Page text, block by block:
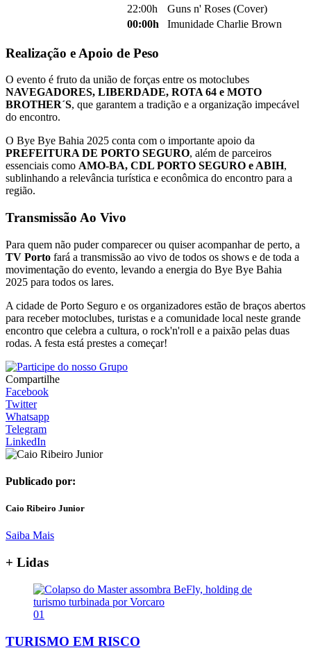
22:00h
Guns n' Roses (Cover)
00:00h
Imunidade Charlie Brown
Realização e Apoio de Peso
O evento é fruto da união de forças entre os motoclubes
NAVEGADORES, LIBERDADE, ROTA 64 e MOTO
BROTHER´S, que garantem a tradição e a organização impecável
do encontro.
O Bye Bye Bahia 2025 conta com o importante apoio da
PREFEITURA DE PORTO SEGURO, além de parceiros
essenciais como AMO-BA, CDL PORTO SEGURO e ABIH,
sublinhando a relevância turística e econômica do encontro para a
região.
Transmissão Ao Vivo
Para quem não puder comparecer ou quiser acompanhar de perto, a
TV Porto fará a transmissão ao vivo de todos os shows e de toda a
movimentação do evento, levando a energia do Bye Bye Bahia
2025 para todos os lares.
A cidade de Porto Seguro e os organizadores estão de braços abertos
para receber motoclubes, turistas e a comunidade local neste grande
encontro que celebra a cultura, o rock'n'roll e a paixão pelas duas
rodas. A festa está prestes a começar!
Compartilhe
Facebook
Twitter
Whatsapp
Telegram
LinkedIn
Publicado por:
Caio Ribeiro Junior
Saiba Mais
+ Lidas
01
TURISMO EM RISCO